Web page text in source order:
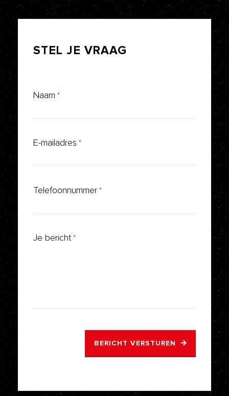
STEL JE VRAAG
Naam *
E-mailadres *
Telefoonnummer *
Je bericht *
BERICHT VERSTUREN